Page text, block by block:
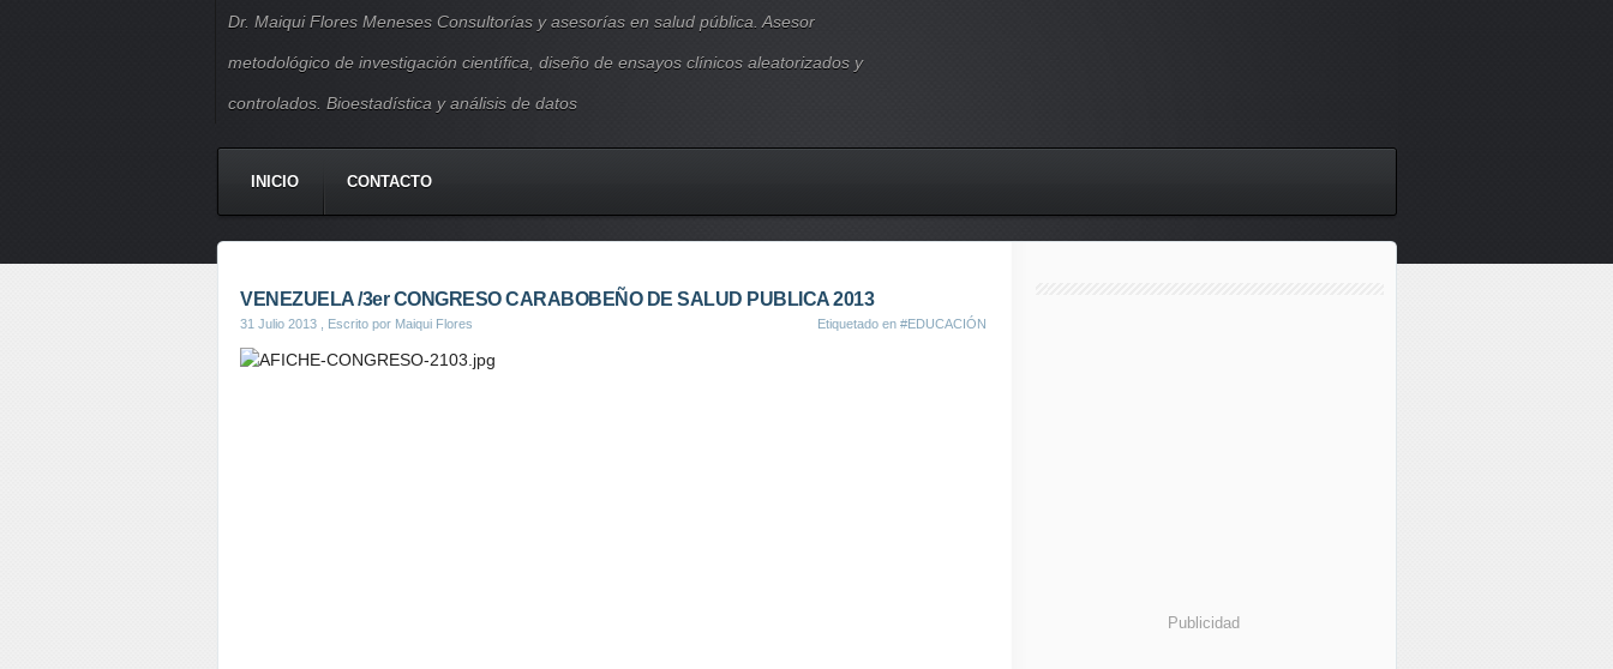
Dr. Maiqui Flores Meneses Consultorías y asesorías en salud pública. Asesor
metodológico de investigación científica, diseño de ensayos clínicos aleatorizados y
controlados. Bioestadística y análisis de datos
INICIO CONTACTO
VENEZUELA /3er CONGRESO CARABOBEÑO DE SALUD PUBLICA 2013
31 Julio 2013 , Escrito por Maiqui Flores Etiquetado en #EDUCACIÓN
Publicidad